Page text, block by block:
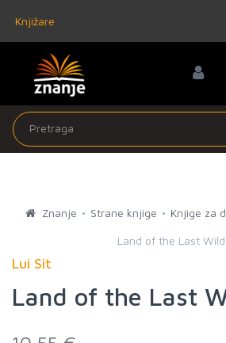
Knjižare
Znanje Strane knjige Knjige za
Land of the Last
Lui Sit
Land of the Last